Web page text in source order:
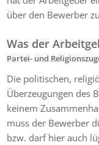
über den Bewerber
Was der
Partei- und
Die politischen,
Überzeugungen des
keinem
muss der Bewerber
bzw. darf hier auch